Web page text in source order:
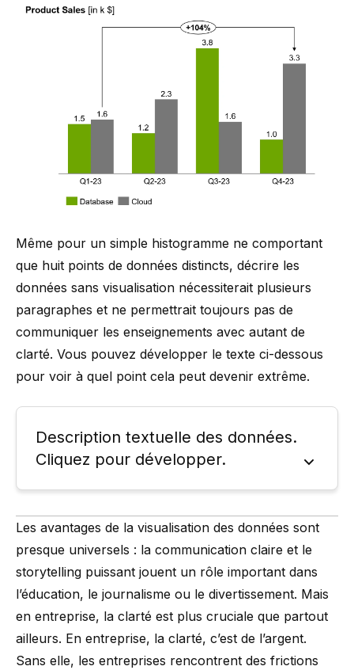
Même pour un simple histogramme ne comportant
que huit points de données distincts, décrire les
données sans visualisation nécessiterait plusieurs
paragraphes et ne permettrait toujours pas de
communiquer les enseignements avec autant de
clarté. Vous pouvez développer le texte ci-dessous
pour voir à quel point cela peut devenir extrême.
Description textuelle des données.
Cliquez pour développer.
Les avantages de la visualisation des données sont
presque universels : la communication claire et le
storytelling puissant jouent un rôle important dans
l’éducation, le journalisme ou le divertissement. Mais
en entreprise, la clarté est plus cruciale que partout
ailleurs. En entreprise, la clarté, c’est de l’argent.
Sans elle, les entreprises rencontrent des frictions